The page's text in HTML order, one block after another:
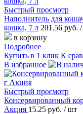
Быстрый просмотр
Наполнитель для
кошка, 7 л 201.56 руб.
в корзину
Подробнее
Купить в 1 клик К
В избранное
Быстрый просмотр
Консервированный
Акция 15.25 руб. / шт